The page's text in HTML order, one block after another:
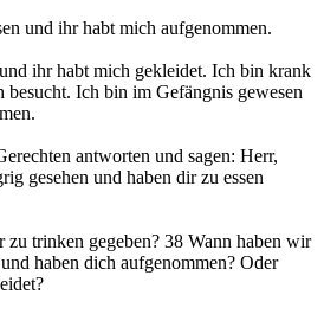
und ihr habt mich aufgenommen.
ihr habt mich gekleidet. Ich bin krank
besucht. Ich bin im Gefängnis gewesen
antworten und sagen: Herr,
gesehen und haben dir zu essen
zu trinken gegeben? 38 Wann haben wir
haben dich aufgenommen? Oder